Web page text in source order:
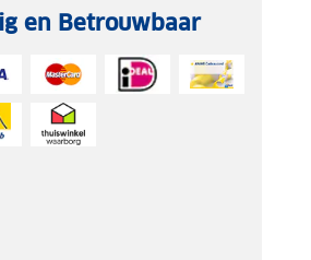
en Betrouwbaar